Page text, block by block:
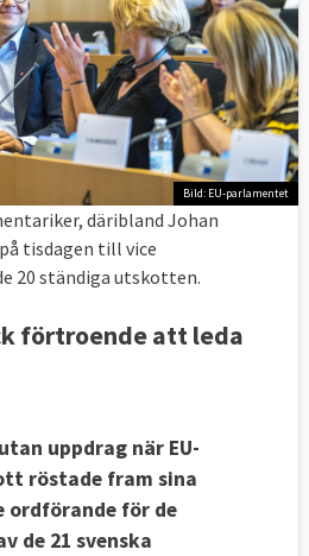
Bild: EU-parlamentet
däribland Johan
tisdagen till vice
20 ständiga utskotten.
förtroende att leda
uppdrag när EU-
röstade fram sina
ordförande för de
de 21 svenska